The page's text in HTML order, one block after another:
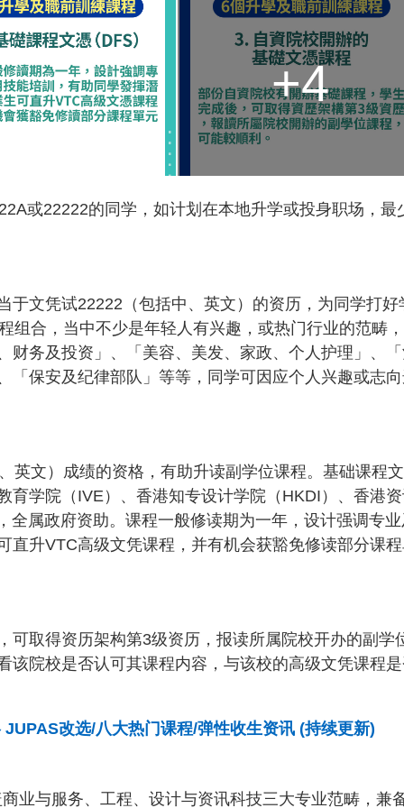
+4
或22222的同学，如计划在本地升学或投身职场，最
于文凭试22222（包括中、英文）的资历，为同学打好
组合，当中不少是年轻人有兴趣，或热门行业的范畴
财务及投资」、「美容、美发、家政、个人护理」、
「保安及纪律部队」等等，同学可因应个人兴趣或志
英文）成绩的资格，有助升读副学位课程。基础课程
育学院（IVE）、香港知专设计学院（HKDI）、香港
属政府资助。课程一般修读期为一年，设计强调专业
直升VTC高级文凭课程，并有机会获豁免修读部分课
可取得资历架构第3级资历，报读所属院校开办的副学
该院校是否认可其课程内容，与该校的高级文凭课程
改选/八大热门课程/弹性收生资讯 (持续更新)
业与服务、工程、设计与资讯科技三大专业范畴，兼